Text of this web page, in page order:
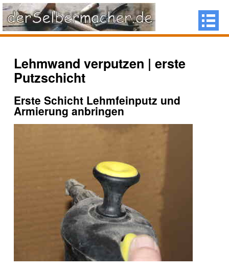
Lehmwand verputzen | erste
Putzschicht
Erste Schicht Lehmfeinputz und
Armierung anbringen